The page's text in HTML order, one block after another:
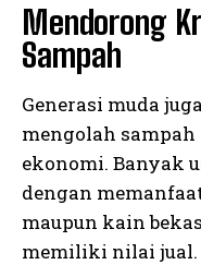
Mendorong
Sampah
Generasi muda
mengolah
ekonomi. Banyak
dengan
maupun kain
memiliki nilai jual.